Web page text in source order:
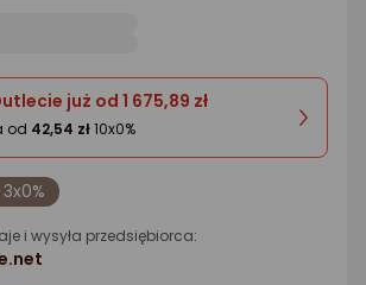
już od 1 675,89 zł
od 42,54 zł10x0%
i wysyła przedsiębiorca: